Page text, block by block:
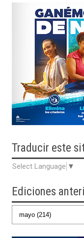
Traducir este
Select Language ▼
Ediciones